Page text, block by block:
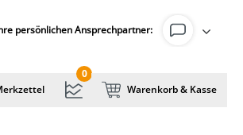
persönlichen Ansprechpartner:
0
Warenkorb & Kasse